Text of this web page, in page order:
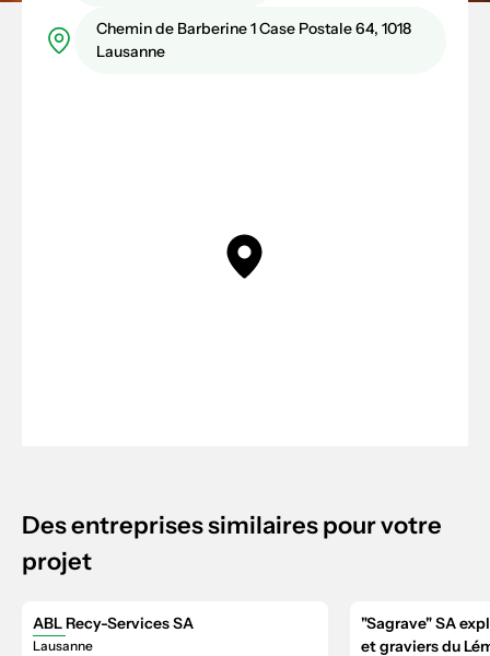
Chemin de Barberine 1 Case Postale 64, 1018
Lausanne
Des entreprises similaires pour votre
projet
ABL Recy-Services SA
Lausanne
"Sagrave" SA
et graviers du